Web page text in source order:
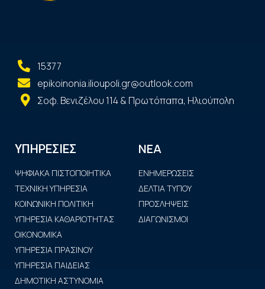
15377
epikoinonia.ilioupoli.gr@outlook.com
Σοφ. Βενιζέλου 114 & Πρωτόπαπα, Ηλιούπολη
ΥΠΗΡΕΣΙΕΣ
ΨΗΦΙΑΚΑ ΠΙΣΤΟΠΟΙΗΤΙΚΑ
ΤΕΧΝΙΚΗ ΥΠΗΡΕΣΙΑ
ΚΟΙΝΩΝΙΚΗ ΠΟΛΙΤΙΚΗ
ΥΠΗΡΕΣΙΑ ΚΑΘΑΡΙΟΤΗΤΑΣ
ΟΙΚΟΝΟΜΙΚΑ
ΥΠΗΡΕΣΙΑ ΠΡΑΣΙΝΟΥ
ΥΠΗΡΕΣΙΑ ΠΑΙΔΕΙΑΣ
ΔΗΜΟΤΙΚΗ ΑΣΤΥΝΟΜΙΑ
ΝΕΑ
ΕΝΗΜΕΡΩΣΕΙΣ
ΔΕΛΤΙΑ ΤΥΠΟΥ
ΠΡΟΣΛΗΨΕΙΣ
ΔΙΑΓΩΝΙΣΜΟΙ